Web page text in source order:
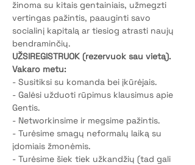
žinoma su kitais gentainiais, užmegzti
vertingas pažintis, paauginti savo
socialinį kapitalą ar tiesiog atrasti naujų
bendraminčių.
UŽSIREGISTRUOK (rezervuok sau vietą).
Vakaro metu:
- Susitiksi su komanda bei įkūrėjais.
- Galėsi užduoti rūpimus klausimus apie
Gentis.
- Networkinsime ir megsime pažintis.
- Turėsime smagų neformalų laiką su
įdomiais žmonėmis.
- Turėsime šiek tiek užkandžių (tad gali